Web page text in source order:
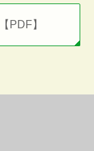
PDF】